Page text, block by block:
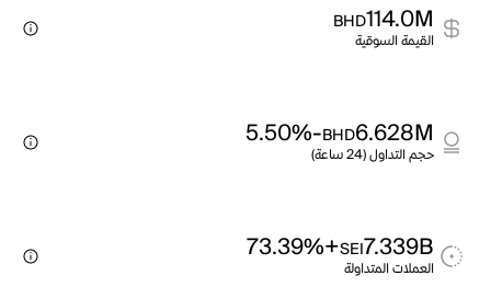
114.0M
BHD
القيمة السوقية
6.628M
BHD
-5.50%
حجم التداول (24 ساعة)
7.339B
SEI
+73.39%
العملات المتداولة